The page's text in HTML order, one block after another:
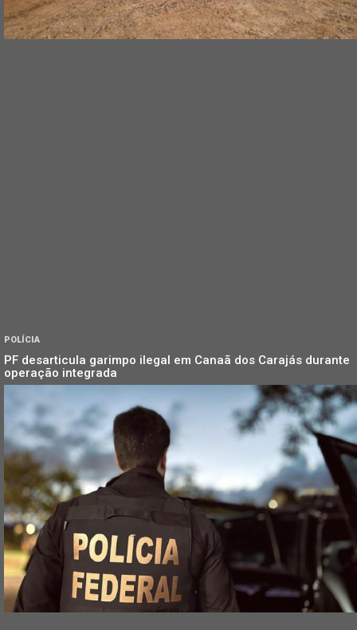
POLÍCIA
PF desarticula garimpo ilegal em Canaã dos Carajás durante
operação integrada